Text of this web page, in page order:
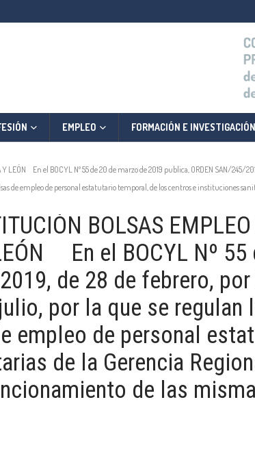
EMPLEO FORMACIÓN E INVESTIGACIÓN
Y LEÓN En el BOCYL Nº 55 de 20 de marzo de 2019 publica, ORDEN SAN/
de empleo de personal estatutario temporal, de los centros e instituciones
BOLSAS
En el BOCYL Nº
de 28 de febrero,
por la que se regulan
empleo de personal
de la Gerencia
de las